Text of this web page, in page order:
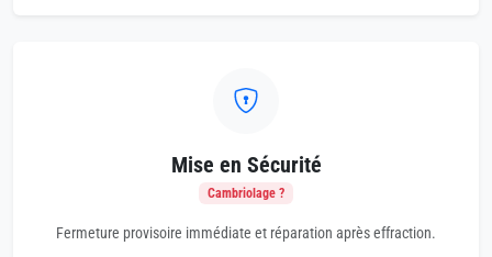
Mise en Sécurité
Cambriolage ?
Fermeture provisoire immédiate et réparation après effraction.